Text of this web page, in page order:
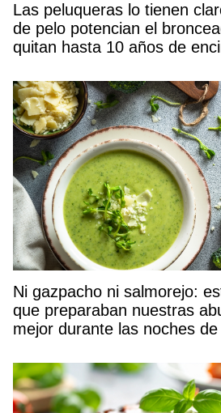
Las peluqueras lo tienen
de pelo potencian el
quitan hasta 10 años de
Ni gazpacho ni salmorejo:
que preparaban nuestras
mejor durante las noches